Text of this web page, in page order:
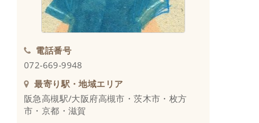
電話番号
072-669-9948
最寄り駅・地域エリア
阪急高槻駅/大阪府高槻市・茨木市・枚方
市・京都・滋賀